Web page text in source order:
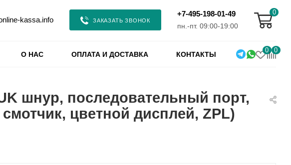
kassa.info ЗАКАЗАТЬ ЗВОНОК
+7-495-198-01-49
пн.-пт. 09:00-19:00
0
О НАС ОПЛАТА И ДОСТАВКА КОНТАКТЫ
0 0
шнур, последовательный порт,
цветной дисплей, ZPL)